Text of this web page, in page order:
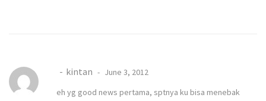
kintan
June 3, 2012
eh yg good news pertama, sptnya ku bisa menebak